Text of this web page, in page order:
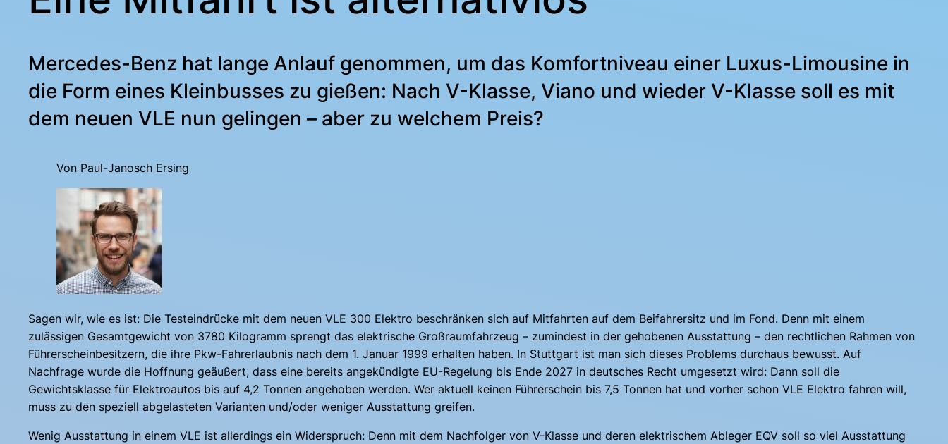
Mercedes-Benz hat lange Anlauf genommen, um das Komfortniveau einer Luxus-Limousine in
die Form eines Kleinbusses zu gießen: Nach V-Klasse, Viano und wieder V-Klasse soll es mit
dem neuen VLE nun gelingen – aber zu welchem Preis?
Von Paul-Janosch Ersing
Sagen wir, wie es ist: Die Testeindrücke mit dem neuen VLE 300 Elektro beschränken sich auf Mitfahrten auf dem Beifahrersitz und im Fond. Denn mit einem
zulässigen Gesamtgewicht von 3780 Kilogramm sprengt das elektrische Großraumfahrzeug – zumindest in der gehobenen Ausstattung – den rechtlichen Rahmen von
Führerscheinbesitzern, die ihre Pkw-Fahrerlaubnis nach dem 1. Januar 1999 erhalten haben. In Stuttgart ist man sich dieses Problems durchaus bewusst. Auf
Nachfrage wurde die Hoffnung geäußert, dass eine bereits angekündigte EU-Regelung bis Ende 2027 in deutsches Recht umgesetzt wird: Dann soll die
Gewichtsklasse für Elektroautos bis auf 4,2 Tonnen angehoben werden. Wer aktuell keinen Führerschein bis 7,5 Tonnen hat und vorher schon VLE Elektro fahren will,
muss zu den speziell abgelasteten Varianten und/oder weniger Ausstattung greifen.
Wenig Ausstattung in einem VLE ist allerdings ein Widerspruch: Denn mit dem Nachfolger von V-Klasse und deren elektrischem Ableger EQV soll so viel Ausstattung